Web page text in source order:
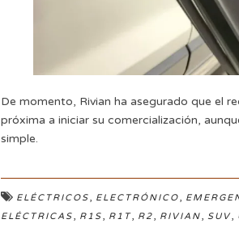
De momento, Rivian ha asegurado que el
próxima a iniciar su comercialización,
simple.
ELÉCTRICOS, ELECTRÓNICO,
ELÉCTRICAS, R1S, R1T, R2, RIVIAN, SUV,